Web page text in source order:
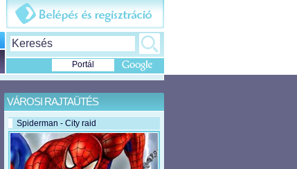
Portál
VÁROSI RAJTAÜTÉS
Spiderman - City raid